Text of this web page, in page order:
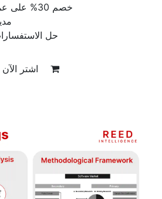
خصم 30% على عملية الشراء التالية
حل الاستفسارات